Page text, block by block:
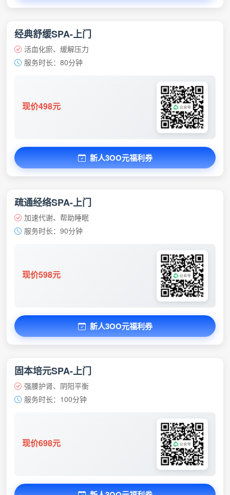
经典舒缓SPA-上门
活血化瘀、缓解压力
服务时长：80分钟
现价498元
新人3OO元福利券
疏通经络SPA-上门
加速代谢、帮助睡眠
服务时长：90分钟
现价598元
新人3OO元福利券
固本培元SPA-上门
强腰护肾、阴阳平衡
服务时长：100分钟
现价698元